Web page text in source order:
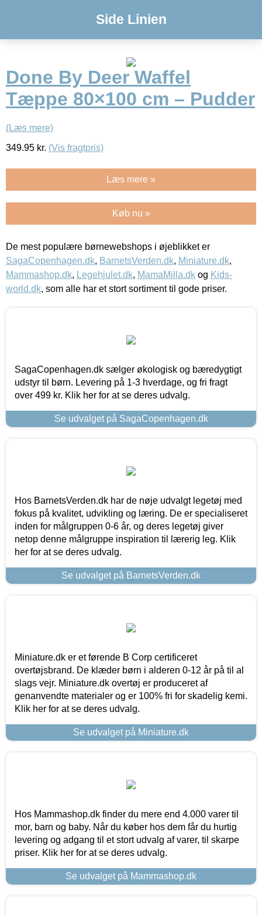
Side Linien
Done By Deer Waffel
Tæppe 80×100 cm – Pudder
(Læs mere)
349.95 kr. (Vis fragtpris)
Læs mere »
Køb nu »
De mest populære børnewebshops i øjeblikket er
SagaCopenhagen.dk, BarnetsVerden.dk, Miniature.dk,
Mammashop.dk, Legehjulet.dk, MamaMilla.dk og Kids-
world.dk, som alle har et stort sortiment til gode priser.
SagaCopenhagen.dk sælger økologisk og bæredygtigt
udstyr til børn. Levering på 1-3 hverdage, og fri fragt
over 499 kr. Klik her for at se deres udvalg.
Se udvalget på SagaCopenhagen.dk
Hos BarnetsVerden.dk har de nøje udvalgt legetøj med
fokus på kvalitet, udvikling og læring. De er specialiseret
inden for målgruppen 0-6 år, og deres legetøj giver
netop denne målgruppe inspiration til lærerig leg. Klik
her for at se deres udvalg.
Se udvalget på BarnetsVerden.dk
Miniature.dk er et førende B Corp certificeret
overtøjsbrand. De klæder børn i alderen 0-12 år på til al
slags vejr. Miniature.dk overtøj er produceret af
genanvendte materialer og er 100% fri for skadelig kemi.
Klik her for at se deres udvalg.
Se udvalget på Miniature.dk
Hos Mammashop.dk finder du mere end 4.000 varer til
mor, barn og baby. Når du køber hos dem får du hurtig
levering og adgang til et stort udvalg af varer, til skarpe
priser. Klik her for at se deres udvalg.
Se udvalget på Mammashop.dk